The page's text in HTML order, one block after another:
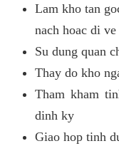
Lam kho tan
nach hoac di ve
Su dung quan
Thay do kho
Tham kham
dinh ky
Giao hop tinh